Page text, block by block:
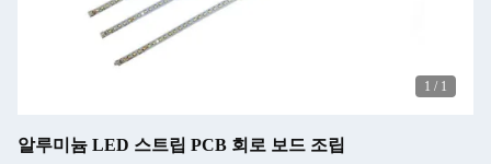
1 / 1
알루미늄 LED 스트립 PCB 회로 보드 조립